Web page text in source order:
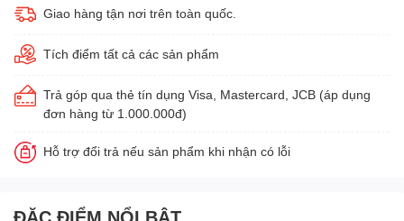
Giao hàng tận nơi trên toàn quốc.
Tích điểm tất cả các sản phẩm
Trả góp qua thẻ tín dụng Visa, Mastercard, JCB (áp dụng
đơn hàng từ 1.000.000đ)
Hỗ trợ đổi trả nếu sản phẩm khi nhận có lỗi
ĐẶC ĐIỂM NỔI BẬT